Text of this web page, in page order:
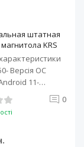
штатная
магнитола KRS
2/32 GB
Версія ОС
11-
4-ядерний ARM 0